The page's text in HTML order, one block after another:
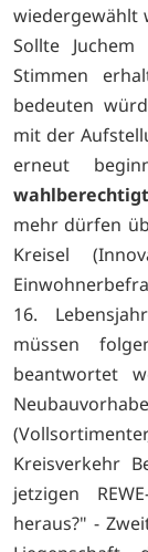
wiedergewählt
Sollte
Stimmen
bedeuten
mit der
erneut
wahlberechtigt
mehr dürfen
Kreisel
16.
müssen
beantwortet
Kreisverkehr
jetzigen
heraus?" -